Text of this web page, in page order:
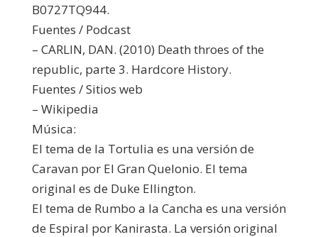
B0727TQ944.
Fuentes / Podcast
– CARLIN, DAN. (2010) Death throes of the
republic, parte 3. Hardcore History.
Fuentes / Sitios web
– Wikipedia
Música:
El tema de la Tortulia es una versión de
Caravan por El Gran Quelonio. El tema
original es de Duke Ellington.
El tema de Rumbo a la Cancha es una versión
de Espiral por Kanirasta. La versión original